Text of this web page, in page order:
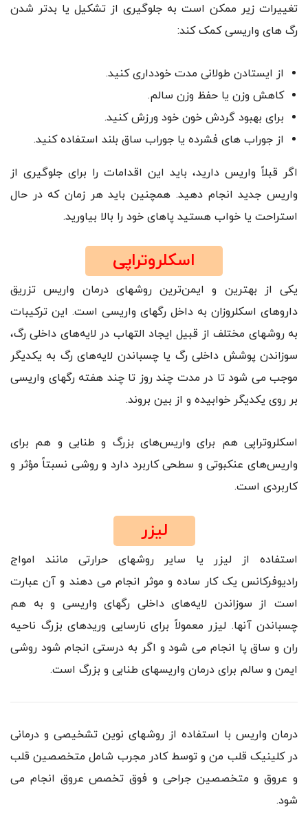
تغییرات زیر ممکن است به جلوگیری از تشکیل یا بدتر شدن
رگ های واریسی کمک کند:
از ایستادن طولانی مدت خودداری کنید.
کاهش وزن یا حفظ وزن سالم.
برای بهبود گردش خون خود ورزش کنید.
از جوراب های فشرده یا جوراب ساق بلند استفاده کنید.
اگر قبلاً واریس دارید، باید این اقدامات را برای جلوگیری از
واریس جدید انجام دهید. همچنین باید هر زمان که در حال
استراحت یا خواب هستید پاهای خود را بالا بیاورید.
اسکلروتراپی
یکی از بهترین و ایمن‌ترین روشهای درمان واریس تزریق
داروهای اسکلروزان به داخل رگهای واریسی است. این ترکیبات
به روشهای مختلف از قبیل ایجاد التهاب در لایه‌های داخلی رگ،
سوزاندن پوشش داخلی رگ یا چسباندن لایه‌های رگ به یکدیگر
موجب می شود تا در مدت چند روز تا چند هفته رگهای واریسی
بر روی یکدیگر خوابیده و از بین بروند.
اسکلروتراپی هم برای واریس‌های بزرگ و طنابی و هم برای
واریس‌های عنکبوتی و سطحی کاربرد دارد و روشی نسبتاً مؤثر و
کاربردی است.
لیزر
استفاده از لیزر یا سایر روشهای حرارتی مانند امواج
رادیوفرکانس یک کار ساده و موثر انجام می دهند و آن عبارت
است از سوزاندن لایه‌های داخلی رگهای واریسی و به هم
چسباندن آنها. لیزر معمولاً برای نارسایی وریدهای بزرگ ناحیه
ران و ساق پا انجام می شود و اگر به درستی انجام شود روشی
ایمن و سالم برای درمان واریسهای طنابی و بزرگ است.
درمان واریس با استفاده از روشهای نوین تشخیصی و درمانی
در کلینیک قلب من و توسط کادر مجرب شامل متخصصین قلب
و عروق و متخصصین جراحی و فوق تخصص عروق انجام می
شود.